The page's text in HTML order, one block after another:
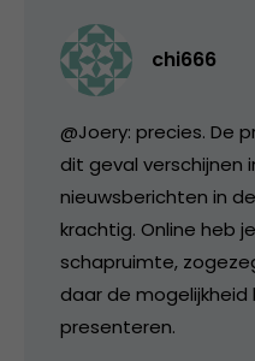
chi666
@Joery: precies. De
dit geval verschijnen
nieuwsberichten in
krachtig. Online heb
schapruimte,
daar de
presenteren.